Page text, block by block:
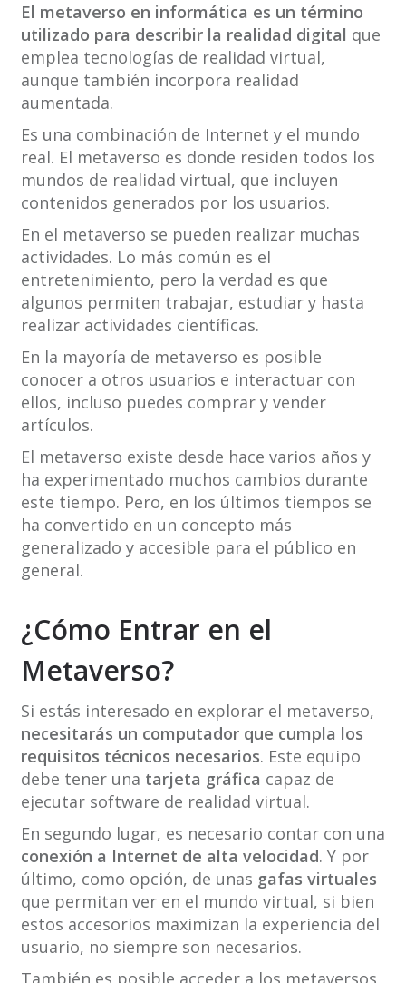
El metaverso en informática es un término
utilizado para describir la realidad digital que
emplea tecnologías de realidad virtual,
aunque también incorpora realidad
aumentada.
Es una combinación de Internet y el mundo
real. El metaverso es donde residen todos los
mundos de realidad virtual, que incluyen
contenidos generados por los usuarios.
En el metaverso se pueden realizar muchas
actividades. Lo más común es el
entretenimiento, pero la verdad es que
algunos permiten trabajar, estudiar y hasta
realizar actividades científicas.
En la mayoría de metaverso es posible
conocer a otros usuarios e interactuar con
ellos, incluso puedes comprar y vender
artículos.
El metaverso existe desde hace varios años y
ha experimentado muchos cambios durante
este tiempo. Pero, en los últimos tiempos se
ha convertido en un concepto más
generalizado y accesible para el público en
general.
¿Cómo Entrar en el
Metaverso?
Si estás interesado en explorar el metaverso,
necesitarás un computador que cumpla los
requisitos técnicos necesarios. Este equipo
debe tener una tarjeta gráfica capaz de
ejecutar software de realidad virtual.
En segundo lugar, es necesario contar con una
conexión a Internet de alta velocidad. Y por
último, como opción, de unas gafas virtuales
que permitan ver en el mundo virtual, si bien
estos accesorios maximizan la experiencia del
usuario, no siempre son necesarios.